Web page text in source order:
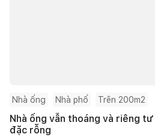
Nhà ống Nhà phố Trên 200m2
Nhà ống vẫn thoáng và riêng
đặc rỗng